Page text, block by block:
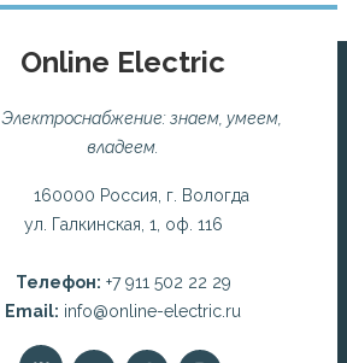
Online Electric
Электроснабжение: знаем, умеем,
владеем.
160000 Россия, г. Вологда
ул. Галкинская, 1, оф. 116
Телефон: +7 911 502 22 29
Email: info@online-electric.ru